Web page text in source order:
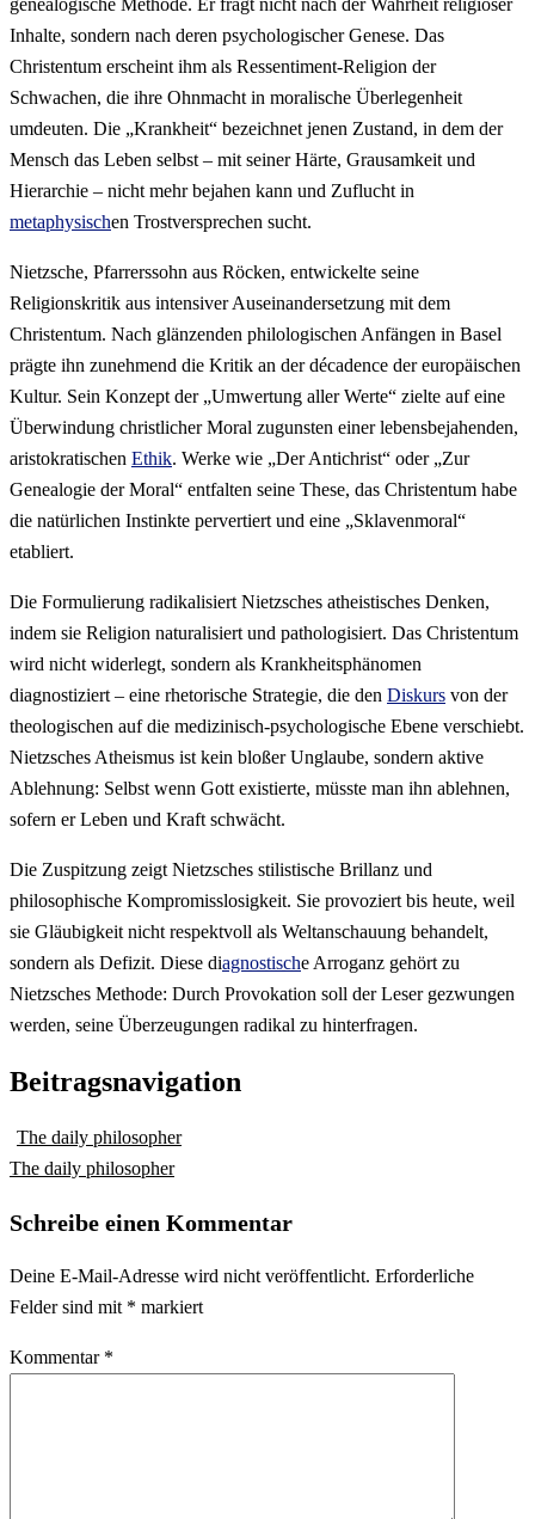
genealogische Methode. Er fragt nicht nach der Wahrheit religiöser
Inhalte, sondern nach deren psychologischer Genese. Das
Christentum erscheint ihm als Ressentiment-Religion der
Schwachen, die ihre Ohnmacht in moralische Überlegenheit
umdeuten. Die „Krankheit“ bezeichnet jenen Zustand, in dem der
Mensch das Leben selbst – mit seiner Härte, Grausamkeit und
Hierarchie – nicht mehr bejahen kann und Zuflucht in
metaphysischen Trostversprechen sucht.
Nietzsche, Pfarrerssohn aus Röcken, entwickelte seine
Religionskritik aus intensiver Auseinandersetzung mit dem
Christentum. Nach glänzenden philologischen Anfängen in Basel
prägte ihn zunehmend die Kritik an der décadence der europäischen
Kultur. Sein Konzept der „Umwertung aller Werte“ zielte auf eine
Überwindung christlicher Moral zugunsten einer lebensbejahenden,
aristokratischen Ethik. Werke wie „Der Antichrist“ oder „Zur
Genealogie der Moral“ entfalten seine These, das Christentum habe
die natürlichen Instinkte pervertiert und eine „Sklavenmoral“
etabliert.
Die Formulierung radikalisiert Nietzsches atheistisches Denken,
indem sie Religion naturalisiert und pathologisiert. Das Christentum
wird nicht widerlegt, sondern als Krankheitsphänomen
diagnostiziert – eine rhetorische Strategie, die den Diskurs von der
theologischen auf die medizinisch-psychologische Ebene verschiebt.
Nietzsches Atheismus ist kein bloßer Unglaube, sondern aktive
Ablehnung: Selbst wenn Gott existierte, müsste man ihn ablehnen,
sofern er Leben und Kraft schwächt.
Die Zuspitzung zeigt Nietzsches stilistische Brillanz und
philosophische Kompromisslosigkeit. Sie provoziert bis heute, weil
sie Gläubigkeit nicht respektvoll als Weltanschauung behandelt,
sondern als Defizit. Diese diagnostische Arroganz gehört zu
Nietzsches Methode: Durch Provokation soll der Leser gezwungen
werden, seine Überzeugungen radikal zu hinterfragen.
Beitragsnavigation
The daily philosopher
The daily philosopher
Schreibe einen Kommentar
Deine E-Mail-Adresse wird nicht veröffentlicht. Erforderliche
Felder sind mit * markiert
Kommentar *